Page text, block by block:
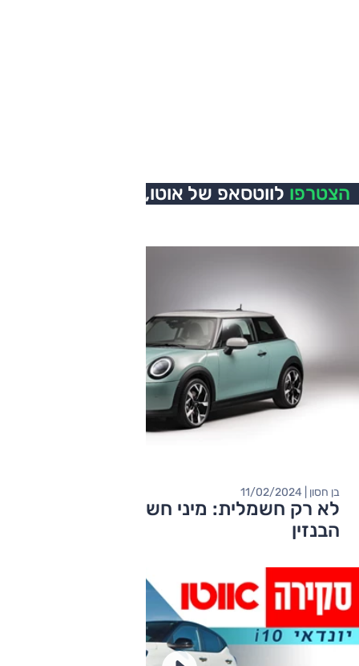
הצטרפו לווטסאפ של אוטו,
לא רק חשמלית: מיני חשפה את גרסאות
הבנזין
בן חסון | 11/02/2024